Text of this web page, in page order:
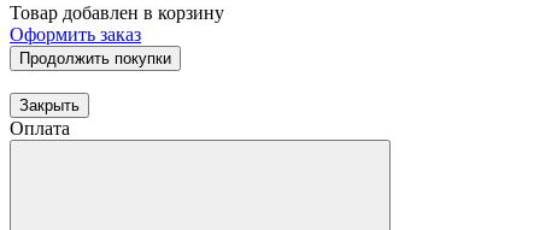
Товар добавлен в корзину
Оформить заказ
Продолжить покупки
Закрыть
Оплата